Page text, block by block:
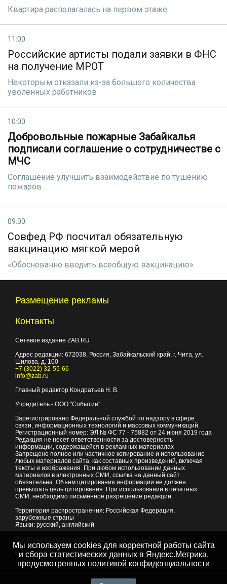
Квартира располагалась на первом этаже
11:00
Российские артисты подали заявки в ФНС
на получение МРОТ
Некоторым отказали из-за большого количества
уволенных работников
10:00
Добровольные пожарные Забайкалья
подписали соглашение о сотрудничестве с
МЧС
Соглашение улучшить взаимодействие по тушению
пожаров
09:00
Совфед РФ посчитал обязательную
вакцинацию мягкой мерой
«Обоснованно вводить всеобщую вакцинацию»
Размещение рекламы
Контакты
Сетевое издание ZAB.RU
Адрес редакции: 672038, Россия, Забайкальский край, г. Чита, ул.
Шилова, д. 100
+7 (3022) 32-55-66
info@zab.ru
Главный редактор Кондратьев Н. В.
Учредитель - ООО "Событие"
Зарегистрировано Федеральной службой по надзору в сфере
связи, информационных технологий и массовых коммуникаций.
Регистрационный номер: ЭЛ № ФС 77 - 75882 от 24 июня 2019 года
Редакция не несет ответственности за достоверность
информации, содержащейся в рекламных материалах
Запрещено полное или частичное копирование и использование
любых материалов сайта, как составных произведений, включая
тексты и изображения. При любом использовании данных
материалов в электронных СМИ, ссылка на данный сайт
обязательна. Объем цитирования информации не должен
превышать цель цитирования. При использовании в печатных
СМИ, необходимо письменное разрешение редакции.
Территория распространения: Российская Федерация,
зарубежные страны
Языки: русский, английский
© 2007 - 2026Портал Читы и Забайкальского края
Мы используем cookies для корректной работы сайта
и сбора статистических данных в Яндекс.Метрика,
предусмотренных политикой конфиденциальности